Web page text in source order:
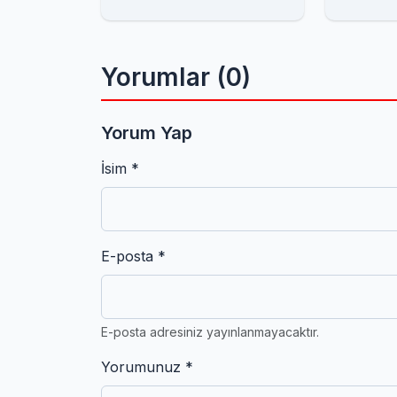
Yorumlar (0)
Yorum Yap
İsim *
E-posta *
E-posta adresiniz yayınlanmayacaktır.
Yorumunuz *